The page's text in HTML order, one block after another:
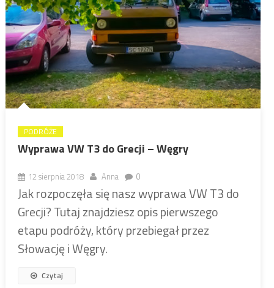
PODRÓŻE
Wyprawa VW T3 do Grecji – Węgry
12 sierpnia 2018 Anna 0
Jak rozpoczęła się nasz wyprawa VW T3 do
Grecji? Tutaj znajdziesz opis pierwszego
etapu podróży, który przebiegał przez
Słowację i Węgry.
Czytaj